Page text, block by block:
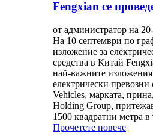
Fengxian се
от администратор на
На 10 септември по
изложение за
средства в Китай
най-важните изложения
електрически превозни
Vehicles, марката,
Holding Group,
1500 квадратни метра в
Прочетете повече